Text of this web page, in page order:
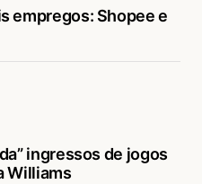
empregos: Shopee e
ingressos de jogos
Williams